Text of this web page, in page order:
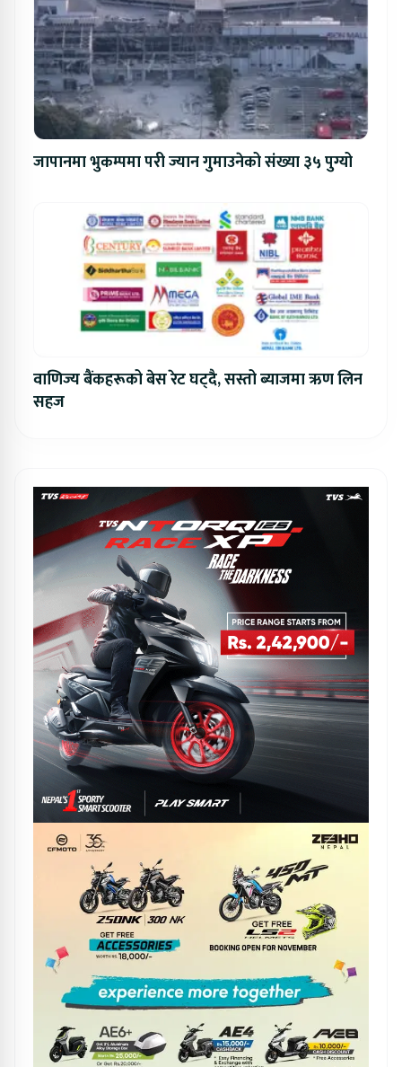
जापानमा भुकम्पमा परी ज्यान गुमाउनेको संख्या ३५ पुग्यो
वाणिज्य बैंकहरूको बेस रेट घट्दै, सस्तो ब्याजमा ऋण लिन
सहज